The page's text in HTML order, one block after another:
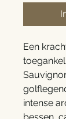
Een
intense